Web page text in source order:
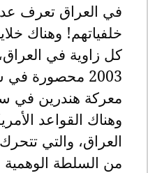
في العراق تعرف
خلفياتهم! وهناك
كل زاوية في
2003 محصورة
معركة هندرين في
وهناك القواعد
العراق، والتي
من السلطة الوهمية